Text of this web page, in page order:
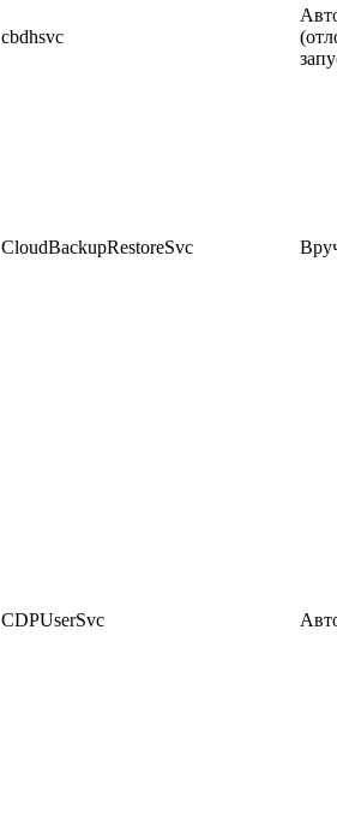
cbdhsvc
CloudBackupRestoreSvc
CDPUserSvc